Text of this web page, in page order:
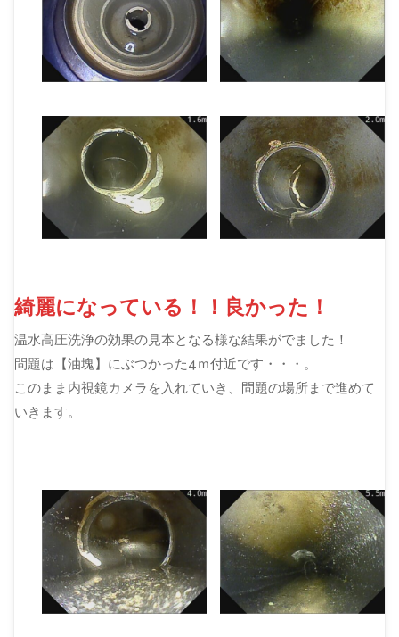
綺麗になっている！！良かった！
温水高圧洗浄の効果の見本となる様な結果がでました！
問題は【油塊】にぶつかった4ｍ付近です・・・。
このまま内視鏡カメラを入れていき、問題の場所まで進めて
いきます。